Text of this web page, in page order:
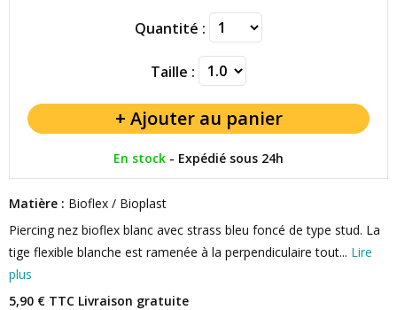
Quantité :
Taille :
En stock - Expédié sous 24h
Matière : Bioflex / Bioplast
Piercing nez bioflex blanc avec strass bleu foncé de type stud. La
tige flexible blanche est ramenée à la perpendiculaire tout... Lire
plus
5,90 € TTC Livraison gratuite